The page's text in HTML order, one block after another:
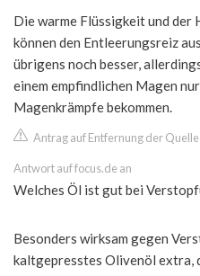
Die warme Flüssigkeit und der
können den Entleerungsreiz
übrigens noch besser,
einem empfindlichen Magen
Magenkrämpfe bekommen.
Antrag auf Entfernung der Quelle
Antwort auf focus.de an
Welches Öl ist gut bei
Besonders wirksam gegen
kaltgepresstes Olivenöl extra,